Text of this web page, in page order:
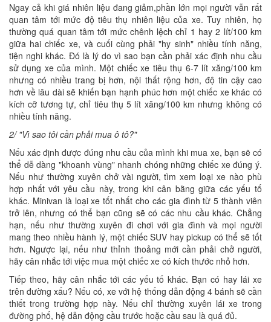
Ngay cả khi giá nhiên liệu đang giảm,phần lớn mọi người vẫn rất
quan tâm tới mức độ tiêu thụ nhiên liệu của xe. Tuy nhiên, họ
thường quá quan tâm tới mức chênh lệch chỉ 1 hay 2 lít/100 km
giữa hai chiếc xe, và cuối cùng phải "hy sinh" nhiều tính năng,
tiện nghi khác. Đó là lý do vì sao bạn cần phải xác định nhu cầu
sử dụng xe của mình. Một chiếc xe tiêu thụ 6-7 lít xăng/100 km
nhưng có nhiều trang bị hơn, nội thất rộng hơn, độ tin cậy cao
hơn về lâu dài sẽ khiến bạn hạnh phúc hơn một chiếc xe khác có
kích cỡ tương tự, chỉ tiêu thụ 5 lít xăng/100 km nhưng không có
nhiều tính năng.
2/ "Vì sao tôi cần phải mua ô tô?"
Nếu xác định được đúng nhu cầu của mình khi mua xe, bạn sẽ có
thể dễ dàng "khoanh vùng" nhanh chóng những chiếc xe đúng ý.
Nếu như thường xuyên chở vài người, tìm xem loại xe nào phù
hợp nhất với yêu cầu này, trong khi cân bằng giữa các yếu tố
khác. Minivan là loại xe tốt nhất cho các gia đình từ 5 thành viên
trở lên, nhưng có thể bạn cũng sẽ có các nhu cầu khác. Chẳng
hạn, nếu như thường xuyên đi chơi với gia đình và mọi người
mang theo nhiều hành lý, một chiếc SUV hay pickup có thể sẽ tốt
hơn. Ngược lại, nếu như thỉnh thoảng mới cần phải chở người,
hãy cân nhắc tới việc mua một chiếc xe có kích thước nhỏ hơn.
Tiếp theo, hãy cân nhắc tới các yếu tố khác. Bạn có hay lái xe
trên đường xấu? Nếu có, xe với hệ thống dẫn động 4 bánh sẽ cần
thiết trong trường hợp này. Nếu chỉ thường xuyên lái xe trong
đường phố, hệ dẫn động cầu trước hoặc cầu sau là quá đủ.